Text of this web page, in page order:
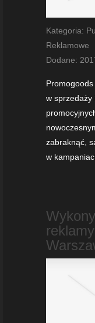
Kategoria:
Reklamowe
Dodane:
w sprzedaży
zabraknąć,
w